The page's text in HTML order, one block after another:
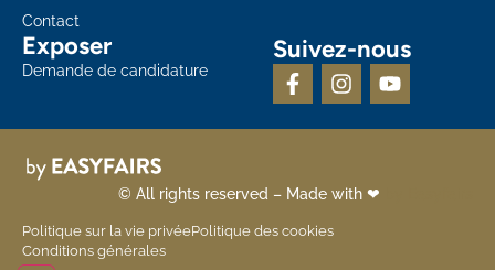
Contact
Exposer
Demande de candidature
Suivez-nous
© All rights reserved – Made with ❤
Politique sur la vie privéePolitique des cookies
Conditions générales